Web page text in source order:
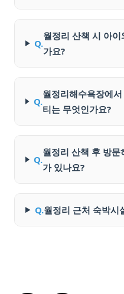
Q.
월정리 산책 시 아
가요?
Q.
월정리해수욕장에
티는 무엇인가요?
Q.
월정리 산책 후 방
가 있나요?
Q.월정리 근처 숙박시